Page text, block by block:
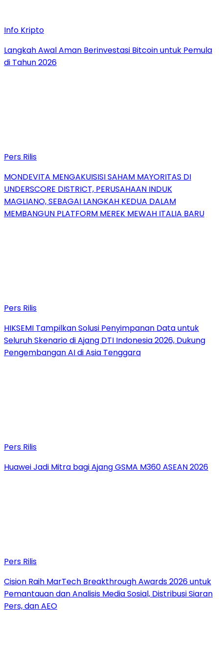
Info Kripto
Langkah Awal Aman Berinvestasi Bitcoin untuk Pemula
di Tahun 2026
Pers Rilis
MONDEVITA MENGAKUISISI SAHAM MAYORITAS DI
UNDERSCORE DISTRICT, PERUSAHAAN INDUK
MAGLIANO, SEBAGAI LANGKAH KEDUA DALAM
MEMBANGUN PLATFORM MEREK MEWAH ITALIA BARU
Pers Rilis
HIKSEMI Tampilkan Solusi Penyimpanan Data untuk
Seluruh Skenario di Ajang DTI Indonesia 2026, Dukung
Pengembangan AI di Asia Tenggara
Pers Rilis
Huawei Jadi Mitra bagi Ajang GSMA M360 ASEAN 2026
Pers Rilis
Cision Raih MarTech Breakthrough Awards 2026 untuk
Pemantauan dan Analisis Media Sosial, Distribusi Siaran
Pers, dan AEO